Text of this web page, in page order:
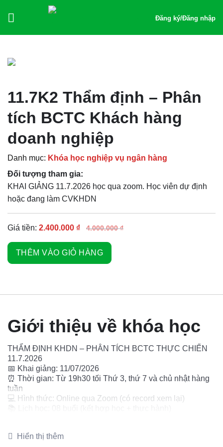
Đăng ký/Đăng nhập
11.7K2 Thẩm định – Phân
tích BCTC Khách hàng
doanh nghiệp
Danh mục: Khóa học nghiệp vụ ngân hàng
Đối tượng tham gia:
KHAI GIẢNG 11.7.2026 học qua zoom. Học viên dự định
hoặc đang làm CVKHDN
Giá tiền: 2.400.000 ₫ 4.000.000₫
THÊM VÀO GIỎ HÀNG
Giới thiệu về khóa học
THẨM ĐỊNH KHDN – PHÂN TÍCH BCTC THỰC CHIẾN
11.7.2026
📅 Khai giảng: 11/07/2026
⏰ Thời gian: Từ 19h30 tối Thứ 3, thứ 7 và chủ nhật hàng
tuần
💻 Hình thức: Online qua Zoom (có record xem lại)
• Thẩm định chuyên sâu KHDN: Pháp lý, hoạt động kinh
Hiển thị thêm